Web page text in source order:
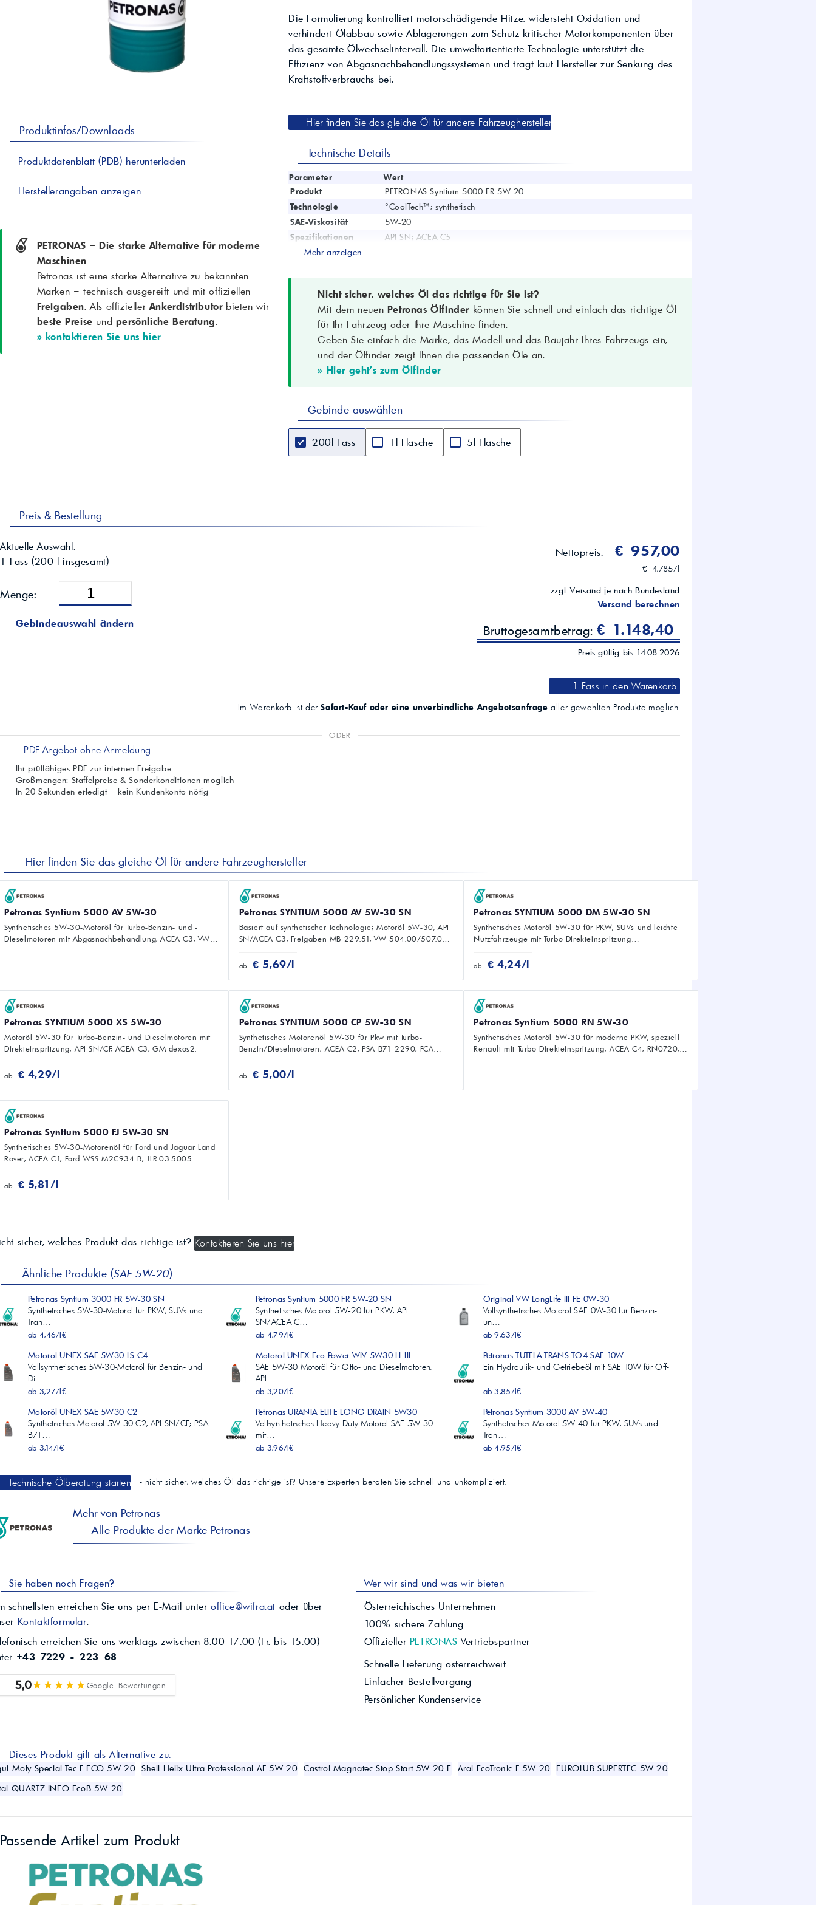
Prozessöle
Produkt anfragen
Industriepigmente für
Farben & Beschichtungen
Farbmittel für Wasch- &
Reinigungsmittelindustrie
Pigmentlösungen für Bauchemie &
UTTO Öle – Universal
Tractor Transmission Oil
Kostenloser Maschinen-
Ölcheck
Produkt anfragen Kontaktieren Sie uns!
Produktinfos/Downloads
Produktdatenblatt (PDB) herunterladen
Herstellerangaben anzeigen
PETRONAS – Die starke Alternative für moderne
Maschinen
Petronas ist eine starke Alternative zu bekannten
Marken – technisch ausgereift und mit offiziellen
Freigaben. Als offiziellerAnkerdistributorbieten wir
beste Preise und persönliche Beratung.
» kontaktieren Sie uns hier
Die Formulierung kontrolliert motorschädigende Hitze, widersteht Oxidation und
verhindert Ölabbau sowie Ablagerungen zum Schutz kritischer Motorkomponenten über
das gesamte Ölwechselintervall. Die umweltorientierte Technologie unterstützt die
Effizienz von Abgasnachbehandlungssystemen und trägt laut Hersteller zur Senkung des
Kraftstoffverbrauchs bei.
Hier finden Sie das gleiche Öl für andere Fahrzeughersteller
Technische Details
Parameter
Wert
Produkt
PETRONAS Syntium 5000 FR 5W-20
Technologie
°CoolTech™; synthetisch
SAE-Viskosität
5W-20
Spezifikationen
API SN; ACEA C5
Zulassungen
Aussehen
Klar und hell
Dichte bei 15 °C
0.852 g/cm³
Kinematische
Viskosität bei 100 °C
9.9 mm²/s (cSt)
Viskositätsindex
165
Flammpunkt (COC)
230 °C
CCS bei −30 °C
3989 mPa·s
Stockpunkt
−42 °C
Besondere
Eigenschaften
Hitzekontrolle, Oxidationsstabilität, Schlammkontrolle, Verschleißschutz
(Ventiltrieb/Zylinderwände), Kolbenreinigungsleistung
Mehr anzeigen
Nicht sicher, welches Öl das richtige für Sie ist?
Mit dem neuen Petronas Ölfinder können Sie schnell und einfach das richtige Öl
für Ihr Fahrzeug oder Ihre Maschine finden.
Geben Sie einfach die Marke, das Modell und das Baujahr Ihres Fahrzeugs ein,
und der Ölfinder zeigt Ihnen die passenden Öle an.
» Hier geht's zum Ölfinder
Gebinde auswählen
200l Fass 1l Flasche 5l Flasche
Preis & Bestellung
Aktuelle Auswahl:
1 Fass (200 l insgesamt)
Menge:
Gebindeauswahl ändern
Nettopreis: € 957,00
€ 4,785/l
zzgl. Versand je nach Bundesland
Versand berechnen
Bruttogesamtbetrag: € 1.148,40
Preis gültig bis 14.08.2026
1 Fassin den Warenkorb
Im Warenkorb ist derSofort-Kauf oder eine unverbindliche Angebotsanfrage aller gewählten Produkte möglich.
ODER
PDF-Angebot ohne Anmeldung
Ihr prüffähiges PDF zur internen Freigabe
Großmengen: Staffelpreise & Sonderkonditionen möglich
In 20 Sekunden erledigt – kein Kundenkonto nötig
Hier finden Sie das gleiche Öl für andere Fahrzeughersteller
Petronas Syntium 5000 AV 5W-30
Synthetisches 5W-30-Motoröl für Turbo-Benzin- und -
Dieselmotoren mit Abgasnachbehandlung, ACEA C3, VW
Petronas SYNTIUM 5000 AV 5W-30 SN
Basiert auf synthetischer Technologie; Motoröl 5W-30, API
SN/ACEA C3, Freigaben MB 229.51, VW 504.00/507.00,
ab € 5,69/l
Petronas SYNTIUM 5000 DM 5W-30 SN
Synthetisches Motoröl 5W-30 für PKW, SUVs und leichte
Nutzfahrzeuge mit Turbo-Direkteinspritzung
ab € 4,24/l
Petronas SYNTIUM 5000 XS 5W-30
Motoröl 5W-30 für Turbo-Benzin- und Dieselmotoren mit
Direkteinspritzung; API SN/CF, ACEA C3, GM dexos2.
ab € 4,29/l
Petronas SYNTIUM 5000 CP 5W-30 SN
Synthetisches Motorenöl 5W-30 für Pkw mit Turbo-
Benzin/Dieselmotoren; ACEA C2, PSA B71 2290, FCA
ab € 5,00/l
Petronas Syntium 5000 RN 5W-30
Synthetisches Motoröl 5W-30 für moderne PKW, speziell
Renault mit Turbo-Direkteinspritzung; ACEA C4, RN0720,
Petronas Syntium 5000 FJ 5W-30 SN
Synthetisches 5W-30-Motorenöl für Ford und Jaguar Land
Rover, ACEA C1, Ford WSS-M2C934-B, JLR.03.5005.
ab € 5,81/l
sicher, welches Produkt das richtige ist? Kontaktieren Sie uns hier
Ähnliche Produkte (SAE 5W-20)
Petronas Syntium 3000 FR 5W-30 SN
Synthetisches 5W-30-Motoröl für PKW, SUVs und
Tran…
ab 4,46/l€
Petronas Syntium 5000 FR 5W-20 SN
Synthetisches Motoröl 5W‑20 für PKW, API
SN/ACEA C…
ab 4,79/l€
Original VW LongLife III FE 0W-30
Vollsynthetisches Motoröl SAE 0W-30 für Benzin-
un…
ab 9,63/l€
Motoröl UNEX SAE 5W30 LS C4
Vollsynthetisches 5W-30-Motoröl für Benzin- und
Di…
ab 3,27/l€
Motoröl UNEX Eco Power WIV 5W30 LL III
SAE 5W-30 Motoröl für Otto- und Dieselmotoren,
API…
ab 3,20/l€
Petronas TUTELA TRANS TO4 SAE 10W
Ein Hydraulik- und Getriebeöl mit SAE 10W für Off-
…
ab 3,85/l€
Motoröl UNEX SAE 5W30 C2
Synthetisches Motoröl 5W-30 C2, API SN/CF; PSA
B71…
ab 3,14/l€
Petronas URANIA ELITE LONG DRAIN 5W30
Vollsynthetisches Heavy-Duty-Motoröl SAE 5W-30
mit…
ab 3,96/l€
Petronas Syntium 3000 AV 5W-40
Synthetisches Motoröl 5W-40 für PKW, SUVs und
Tran…
ab 4,95/l€
Technische Ölberatung starten - nicht sicher, welches Öl das richtige ist? Unsere Experten beraten Sie schnell und unkompliziert.
Mehr von Petronas
Alle Produkte der Marke Petronas
Sie haben noch Fragen?
schnellsten erreichen Sie uns per E-Mail unteroffice@wifra.at oder über
Kontaktformular.
erreichen Sie uns werktags zwischen 8:00-17:00 (Fr. bis 15:00)
+43 7229 - 223 68
5,0★★★★★Google Bewertungen
Wer wir sind und was wir bieten
Österreichisches Unternehmen
100% sichere Zahlung
Offizieller PETRONAS Vertriebspartner
Schnelle Lieferung österreichweit
Einfacher Bestellvorgang
Persönlicher Kundenservice
Dieses Produkt gilt als Alternative zu:
Moly Special Tec F ECO 5W-20 Shell Helix Ultra Professional AF 5W-20 Castrol Magnatec Stop-Start 5W-20 E Aral EcoTronic F 5W-20
EUROLUB SUPERTEC 5W-20
QUARTZ INEO EcoB 5W-20
Passende Artikel zum Produkt